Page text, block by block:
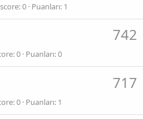
0 Puanları 1
742
0 Puanları 0
717
0 Puanları 1